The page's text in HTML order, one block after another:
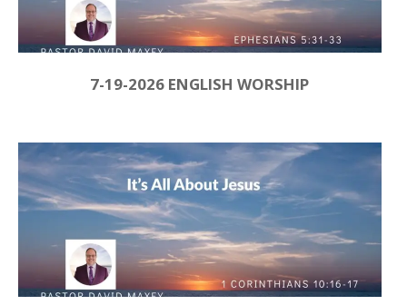
7-19-2026 ENGLISH WORSHIP